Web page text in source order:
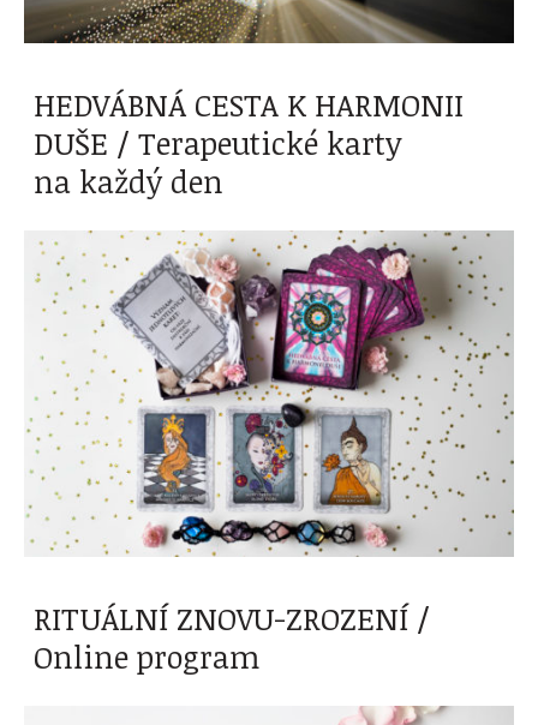
HEDVÁBNÁ CESTA K HARMONII
DUŠE / Terapeutické karty
na každý den
RITUÁLNÍ ZNOVU-ZROZENÍ /
Online program